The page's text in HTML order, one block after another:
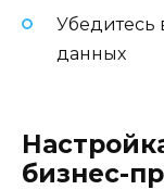
Убедитесь
данных
бизнес-